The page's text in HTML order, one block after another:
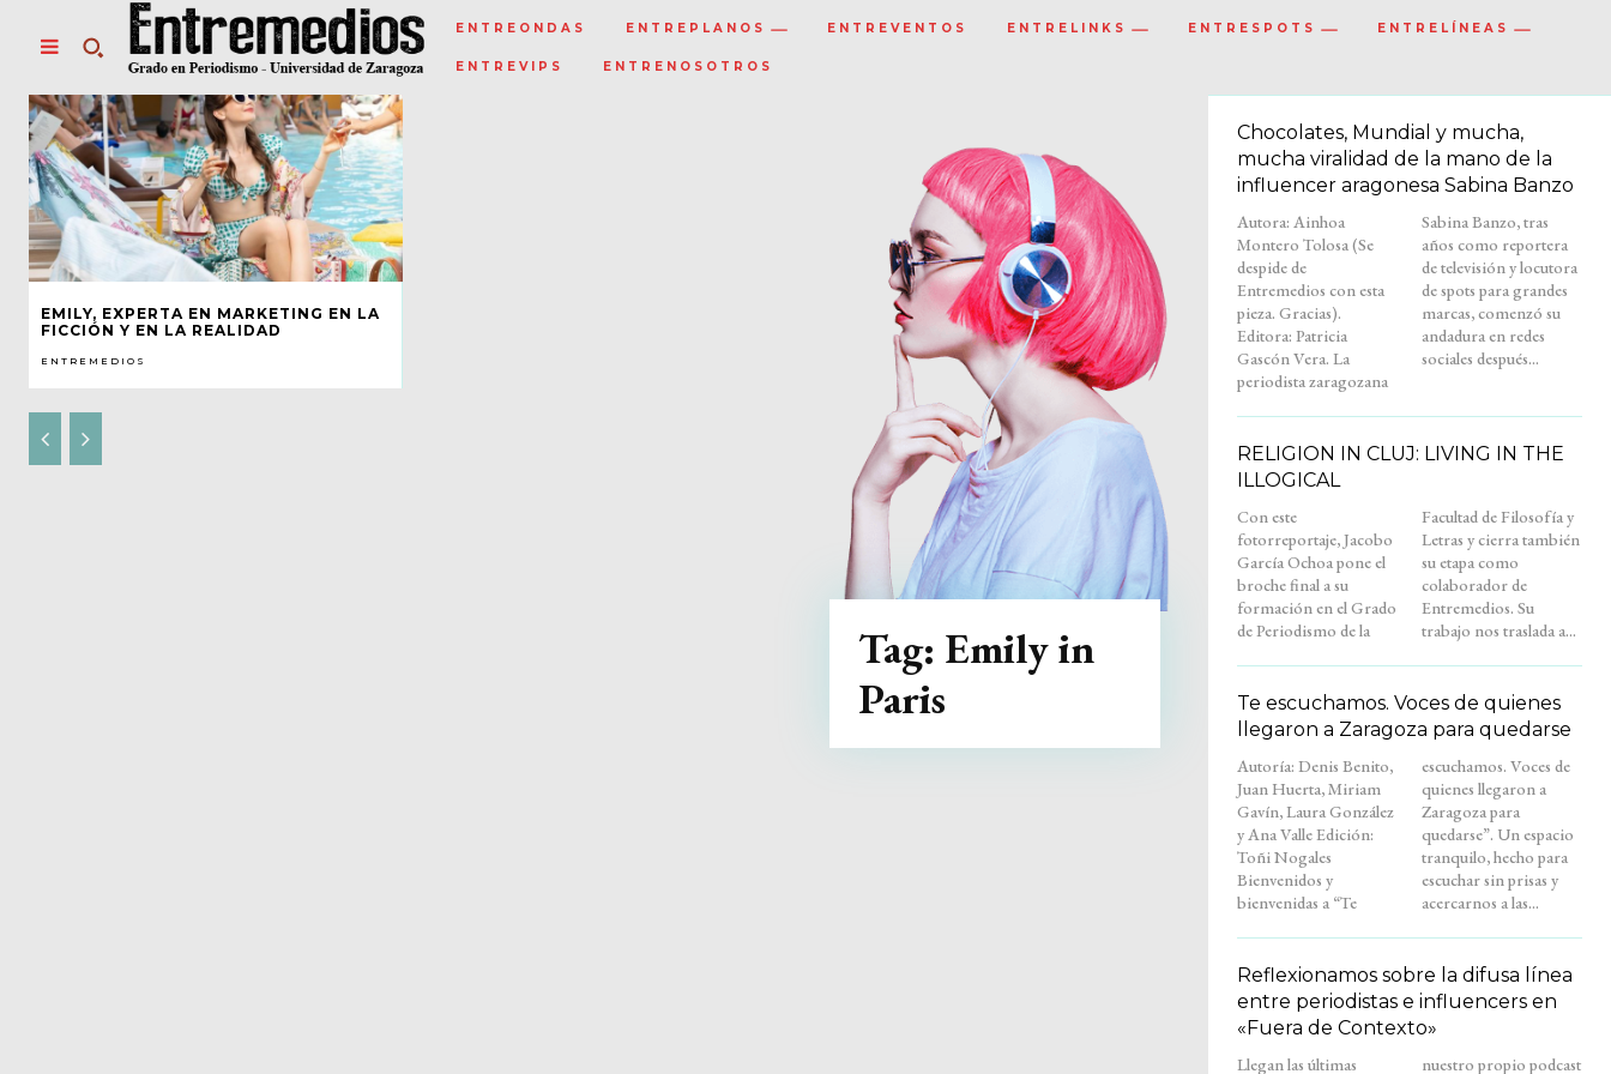
ENTREONDAS ENTREPLANOS ENTREVENTOS ENTRELINKS ENTRESPOTS ENTRELÍNEAS
ENTREVIPS ENTRENOSOTROS
EMILY, EXPERTA EN MARKETING EN LA
FICCIÓN Y EN LA REALIDAD
ENTREMEDIOS
Tag: Emily in
Paris
Chocolates, Mundial y mucha,
mucha viralidad de la mano de la
influencer aragonesa Sabina Banzo
Autora: Ainhoa
Montero Tolosa (Se
despide de
Entremedios con esta
pieza. Gracias).
Editora: Patricia
Gascón Vera. La
periodista zaragozana
Sabina Banzo, tras
años como reportera
de televisión y locutora
de spots para grandes
marcas, comenzó su
andadura en redes
sociales después...
RELIGION IN CLUJ: LIVING IN THE
ILLOGICAL
Con este
fotorreportaje, Jacobo
García Ochoa pone el
broche final a su
formación en el Grado
de Periodismo de la
Facultad de Filosofía y
Letras y cierra también
su etapa como
colaborador de
Entremedios. Su
trabajo nos traslada a...
Te escuchamos. Voces de quienes
llegaron a Zaragoza para quedarse
Autoría: Denis Benito,
Juan Huerta, Miriam
Gavín, Laura González
y Ana Valle Edición:
Toñi Nogales
Bienvenidos y
bienvenidas a “Te
escuchamos. Voces de
quienes llegaron a
Zaragoza para
quedarse”. Un espacio
tranquilo, hecho para
escuchar sin prisas y
acercarnos a las...
Reflexionamos sobre la difusa línea
entre periodistas e influencers en
«Fuera de Contexto»
Llegan las últimas
nuestro propio podcast